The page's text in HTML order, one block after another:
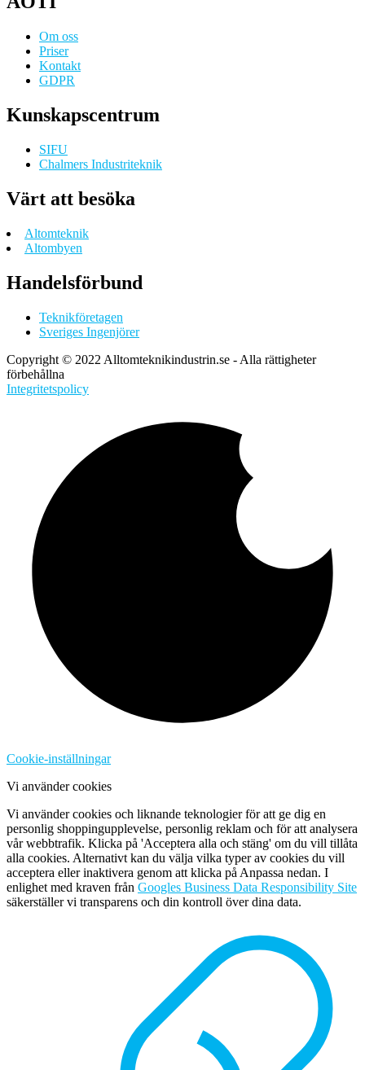
Om oss
Priser
Kontakt
GDPR
Kunskapscentrum
SIFU
Chalmers Industriteknik
Värt att besöka
Altomteknik
Altombyen
Handelsförbund
Teknikföretagen
Sveriges Ingenjörer
Copyright © 2022 Alltomteknikindustrin.se - Alla rättigheter
förbehållna
Integritetspolicy
Cookie-inställningar
Vi använder cookies
Vi använder cookies och liknande teknologier för att ge dig en
personlig shoppingupplevelse, personlig reklam och för att analysera
vår webbtrafik. Klicka på 'Acceptera alla och stäng' om du vill tillåta
alla cookies. Alternativt kan du välja vilka typer av cookies du vill
acceptera eller inaktivera genom att klicka på Anpassa nedan. I
enlighet med kraven från Googles Business Data Responsibility Site
säkerställer vi transparens och din kontroll över dina data.